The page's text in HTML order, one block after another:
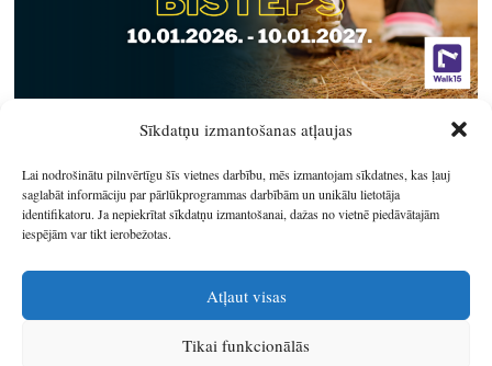
Sīkdatņu izmantošanas atļaujas
Lai nodrošinātu pilnvērtīgu šīs vietnes darbību, mēs izmantojam sīkdatnes, kas ļauj
saglabāt informāciju par pārlūkprogrammas darbībām un unikālu lietotāja
identifikatoru. Ja nepiekrītat sīkdatņu izmantošanai, dažas no vietnē piedāvātajām
iespējām var tikt ierobežotas.
Atļaut visas
Tikai funkcionālās